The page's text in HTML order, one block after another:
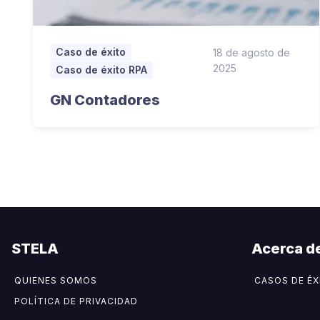
Caso de éxito
Caso de éxito RPA
18 de agosto de
2025
GN Contadores
STELA
QUIENES SOMOS
POLÍTICA DE PRIVACIDAD
Acerca
CASOS DE